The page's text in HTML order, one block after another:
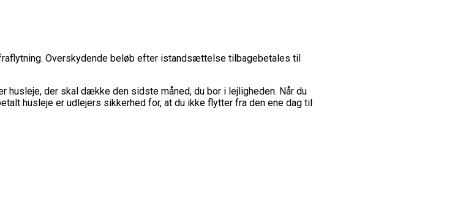
Overskydende beløb efter istandsættelse tilbagebetales til
husleje, der skal dække den sidste måned, du bor i lejligheden. Når du
husleje er udlejers sikkerhed for, at du ikke flytter fra den ene dag til